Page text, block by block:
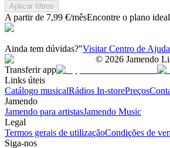
Aplicar filtros
A partir de 7,99 €/mêsEncontre o plano
Ainda tem dúvidas?"Visitar Centro de Ajuda
© 2026 Jamendo
Transferir app
Links úteis
Catálogo musicalRádios In-storePreços
Jamendo
Jamendo para artistasJamendo Music
Legal
Termos gerais de utilizaçãoCondições de
Siga-nos